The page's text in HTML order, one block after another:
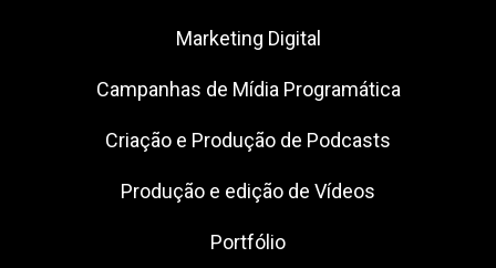
Marketing Digital
Campanhas de Mídia Programática
Criação e Produção de Podcasts
Produção e edição de Vídeos
Portfólio